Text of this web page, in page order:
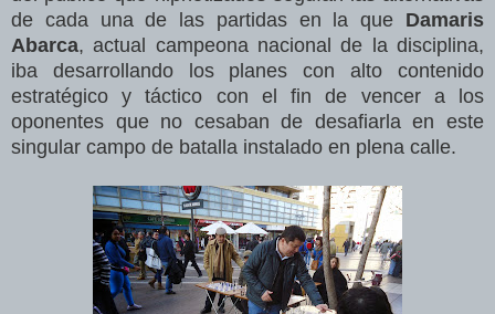
de cada una de las partidas en la que Damaris
Abarca, actual campeona nacional de la disciplina,
iba desarrollando los planes con alto contenido
estratégico y táctico con el fin de vencer a los
oponentes que no cesaban de desafiarla en este
singular campo de batalla instalado en plena calle.